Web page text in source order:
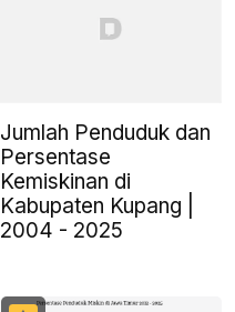
Jumlah Penduduk dan
Persentase
Kemiskinan di
Kabupaten Kupang |
2004 - 2025